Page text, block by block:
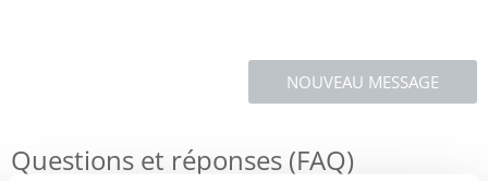
NOUVEAU MESSAGE
Questions et réponses (FAQ)